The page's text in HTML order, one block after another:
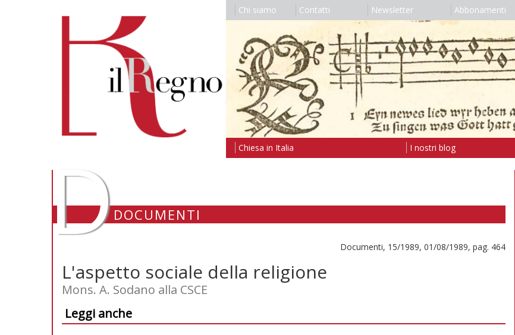
Chi siamo Contatti Newsletter Abbonamenti
Chiesa in Italia I nostri blog
DDOCUMENTI
Documenti, 15/1989, 01/08/1989, pag. 464
L'aspetto sociale della religione
Mons. A. Sodano alla CSCE
Leggi anche